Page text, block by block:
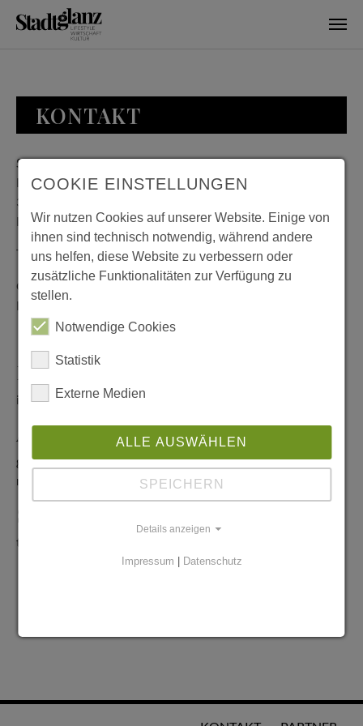
KONTAKT
Stadtglanz / mediaworld GmbH
Bankplatz 8
38100 Braunschweig
Deutschland
Telefon: 0531 482010-20
Geschäftszeiten: Montag bis Donnerstag 08:00 bis 18:00;
Freitag 08:00 bis 15:00
Redaktionelle Anfragen
info@stadtglanz.de
Anzeigen-Service
graen@mediaworldgmbh.deoder
meyer@mediaworldgmbh.de
tipps@stadtglanz.de
COOKIE EINSTELLUNGEN
Wir nutzen Cookies auf unserer Website. Einige von
ihnen sind technisch notwendig, während andere
uns helfen, diese Website zu verbessern oder
zusätzliche Funktionalitäten zur Verfügung zu
stellen.
Notwendige Cookies
Statistik
Externe Medien
ALLE AUSWÄHLEN
SPEICHERN
Details anzeigen
Impressum | Datenschutz